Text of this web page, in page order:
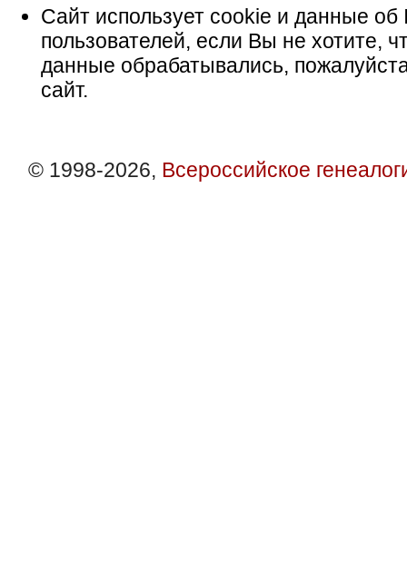
Сайт использует cookie и данные об
пользователей, если Вы не хотите,
данные обрабатывались,
сайт.
© 1998-2026, Всероссийское